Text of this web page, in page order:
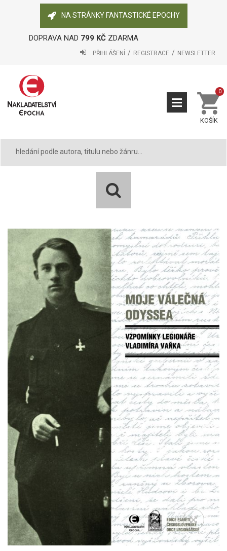
NA STRÁNKY FANTASTICKÉ EPOCHY
DOPRAVA NAD 799 KČZDARMA
PŘIHLÁŠENÍ REGISTRACE NEWSLETTER
KOŠÍK
0